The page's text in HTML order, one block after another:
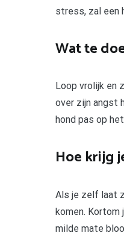
stress, zal een
Wat te
Loop vrolijk en
over zijn angst
hond pas op
Hoe krijg
Als je zelf laat
komen. Kortom
milde mate